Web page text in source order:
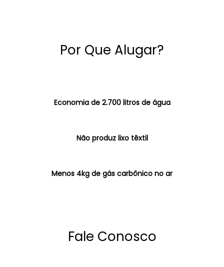
Por Que Alugar?
Economia de 2.700 litros de água
Não produz lixo têxtil
Menos 4kg de gás carbônico no ar
Fale Conosco